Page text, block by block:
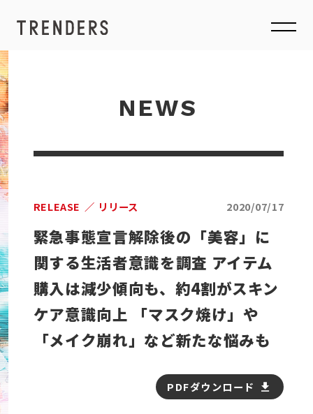
NEWS
RELEASE リリース 2020/07/17
緊急事態宣言解除後の「美容」に
関する生活者意識を調査 アイテム
購入は減少傾向も、約4割がスキン
ケア意識向上 「マスク焼け」や
「メイク崩れ」など新たな悩みも
PDFダウンロード